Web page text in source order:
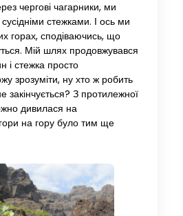
чергові чагарники, ми
стежками. І ось ми
горах, сподіваючись, що
Мій шлях продовжувався
і стежка просто
зрозуміти, ну хто ж робить
закінчується? З протилежної
дивилася на
на гору було тим ще